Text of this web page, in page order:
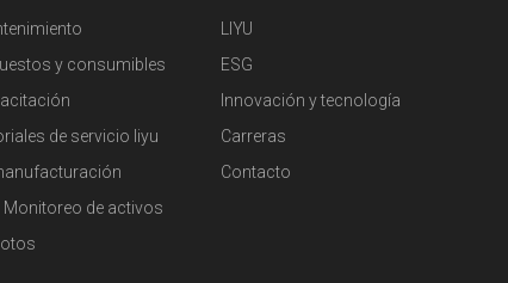
y consumibles
de servicio liyu
Monitoreo de activos
LIYU
ESG
Innovación y tecnología
Carreras
Contacto